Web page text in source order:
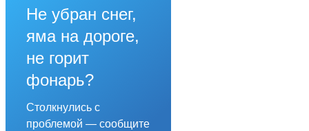
Не убран снег,
яма на дороге,
не горит
фонарь?
Столкнулись с
проблемой — сообщите